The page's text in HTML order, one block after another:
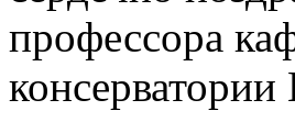
профессора